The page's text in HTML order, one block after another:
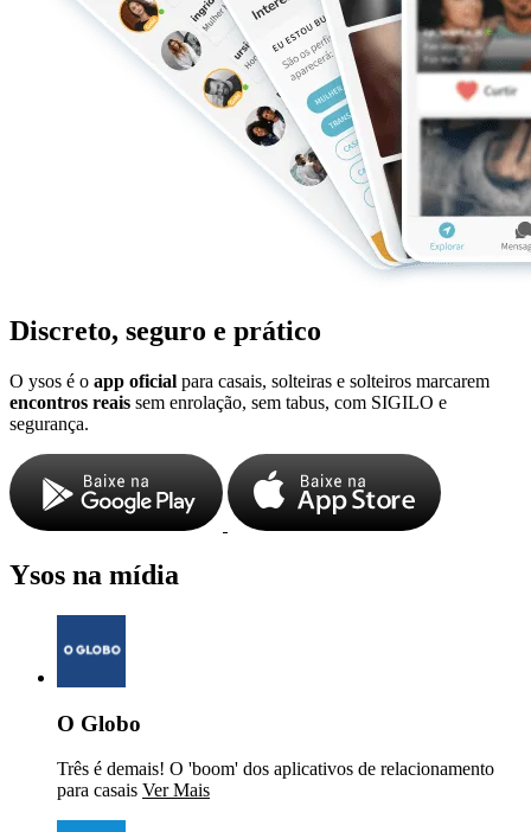
Discreto, seguro e prático
O ysos é o app oficial para casais, solteiras e solteiros marcarem
encontros reais sem enrolação, sem tabus, com SIGILO e
segurança.
Ysos na mídia
O Globo
Três é demais! O 'boom' dos aplicativos de relacionamento
para casais Ver Mais